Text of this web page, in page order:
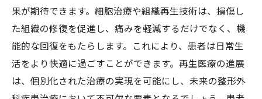
果が期待できます。細胞治療や組織再生技術は、損傷し
た組織の修復を促進し、痛みを軽減するだけでなく、機
能的な回復をもたらします。これにより、患者は日常生
活をより快適に過ごすことができます。再生医療の進展
は、個別化された治療の実現を可能にし、未来の整形外